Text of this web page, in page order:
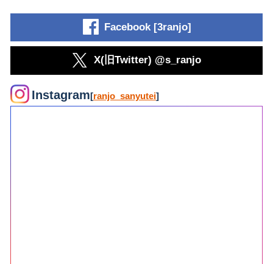
Facebook [3ranjo]
X(旧Twitter) @s_ranjo
Instagram[ranjo_sanyutei]